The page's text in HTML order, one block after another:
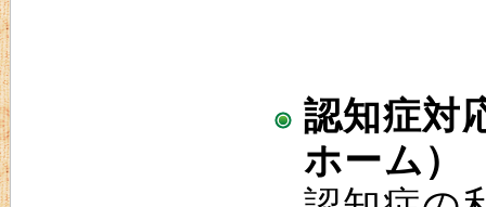
認知症対
ホーム）